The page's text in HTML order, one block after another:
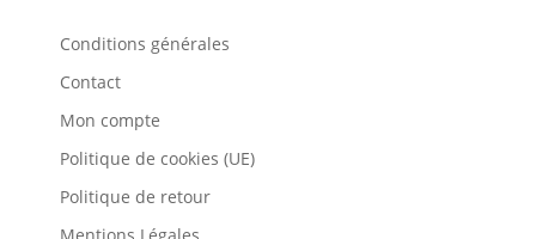
Conditions générales
Contact
Mon compte
Politique de cookies (UE)
Politique de retour
Mentions Légales